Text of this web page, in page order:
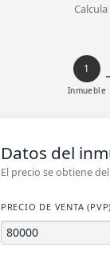
1
Inmueble
Datos del
El precio se obtiene
PRECIO DE VENTA (PVP)